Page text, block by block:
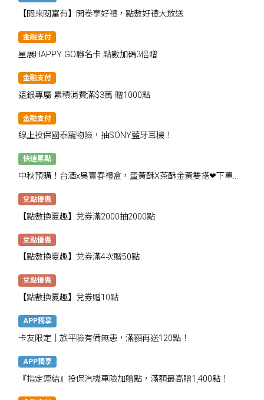
【閱來閱富有】開卷享好禮，點數好禮大放送
金融支付
星展HAPPY GO聯名卡 點數加碼3倍贈
金融支付
遠銀專屬 累積消費滿$3萬 贈1000點
金融支付
線上投保國泰寵物險，抽SONY藍牙耳機！
快速累點
中秋預購！台酒x吳寶春禮盒，蛋黃酥X茶酥金黃雙搭❤下單抽
兌點優惠
【點數換夏趣】兌券滿2000抽2000點
兌點優惠
【點數換夏趣】兌券滿4次贈50點
兌點優惠
【點數換夏趣】兌券贈10點
APP獨享
卡友限定│旅平險有備無患，滿額再送120點！
APP獨享
『指定連結』投保汽機車險加贈點，滿額最高贈1,400點！